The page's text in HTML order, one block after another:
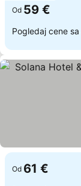
Od 59 €
Pogledaj cene sa
Od 61 €